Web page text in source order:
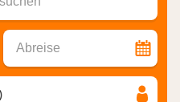
Abreise